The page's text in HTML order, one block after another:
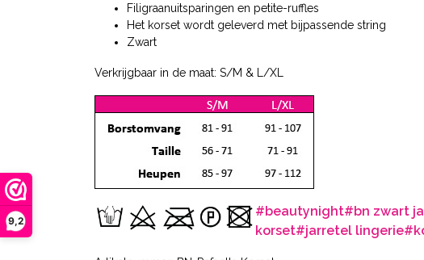
9,2
Filigraanuitsparingen en petite-ruffles
Het korset wordt geleverd met bijpassende string
Zwart
Verkrijgbaar in de maat: S/M & L/XL
#beautynight#bn zwart
korset#jarretel lingerie